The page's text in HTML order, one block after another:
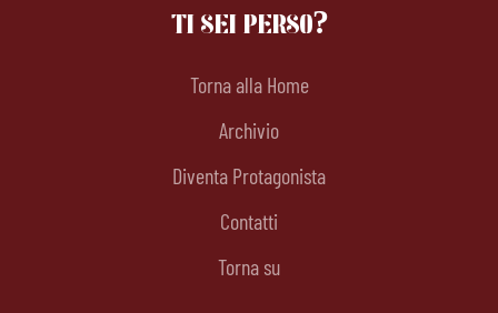
TI SEI PERSO?
Torna alla Home
Archivio
Diventa Protagonista
Contatti
Torna su